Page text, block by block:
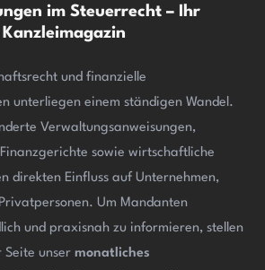
im Steuerrecht – Ihr
Kanzleimagazin
und finanzielle
unterliegen einem ständigen Wandel.
Verwaltungsanweisungen,
sowie wirtschaftliche
direkten Einfluss auf Unternehmen,
Um Mandanten
und praxisnah zu informieren, stellen
Seite unser monatliches